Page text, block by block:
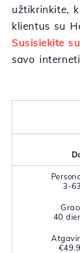
užtikrinkite,
klientus su
Susisiekite
savo
3-63
40